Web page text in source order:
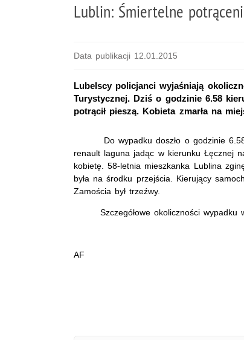
Lublin: Śmiertelne
Data publikacji 12.01.2015
Lubelscy policjanci wyjaśniają
Turystycznej. Dziś o godzinie 6.58
potrącił pieszą. Kobieta zmarła na
Do wypadku doszło o godzinie 6.58
renault laguna jadąc w kierunku Łęcznej
kobietę. 58-letnia mieszkanka Lublina
była na środku przejścia. Kierujący
Zamościa był trzeźwy.
Szczegółowe okoliczności wypadku
AF